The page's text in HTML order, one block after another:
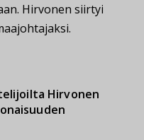
Hirvonen siirtyi
Hirvonen